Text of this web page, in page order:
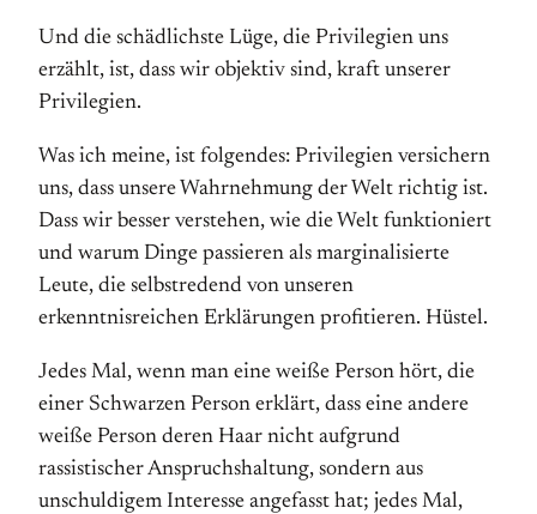
Und die schädlichste Lüge, die Privilegien uns
erzählt, ist, dass wir objektiv sind, kraft unserer
Privilegien.
Was ich meine, ist folgendes: Privilegien versichern
uns, dass unsere Wahrnehmung der Welt richtig ist.
Dass wir besser verstehen, wie die Welt funktioniert
und warum Dinge passieren als marginalisierte
Leute, die selbstredend von unseren
erkenntnisreichen Erklärungen profitieren. Hüstel.
Jedes Mal, wenn man eine weiße Person hört, die
einer Schwarzen Person erklärt, dass eine andere
weiße Person deren Haar nicht aufgrund
rassistischer Anspruchshaltung, sondern aus
unschuldigem Interesse angefasst hat; jedes Mal,